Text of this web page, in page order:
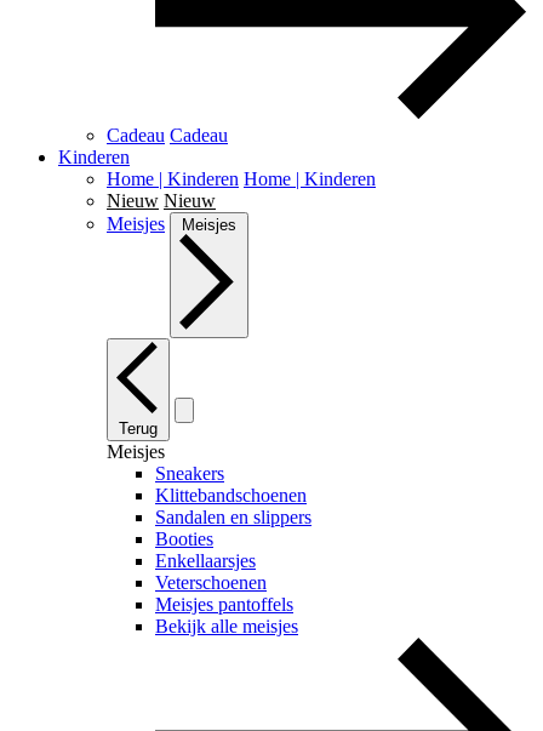
Cadeau Cadeau
Kinderen
Home | Kinderen Home | Kinderen
Nieuw Nieuw
Meisjes
Meisjes
Terug
Meisjes
Sneakers
Klittebandschoenen
Sandalen en slippers
Booties
Enkellaarsjes
Veterschoenen
Meisjes pantoffels
Bekijk alle meisjes